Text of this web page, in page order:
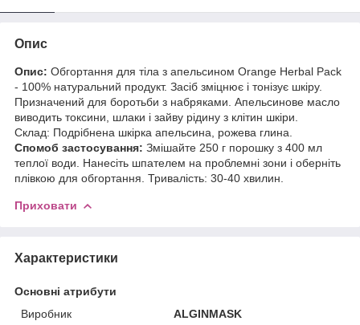
Опис
Опис: Обгортання для тіла з апельсином Orange Herbal Pack
- 100% натуральний продукт. Засіб зміцнює і тонізує шкіру.
Призначений для боротьби з набряками. Апельсинове масло
виводить токсини, шлаки і зайву рідину з клітин шкіри.
Склад: Подрібнена шкірка апельсина, рожева глина.
Спомоб застосування: Змішайте 250 г порошку з 400 мл
теплої води. Нанесіть шпателем на проблемні зони і оберніть
плівкою для обгортання. Тривалість: 30-40 хвилин.
Приховати
Характеристики
Основні атрибути
Виробник
ALGINMASK